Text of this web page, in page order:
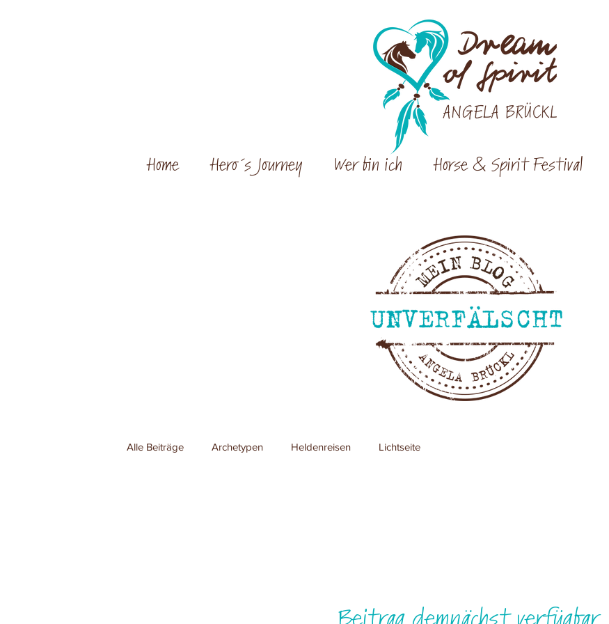
Home Hero´s Journey Wer bin ich Horse & Spirit Festival
Alle Beiträge Archetypen Heldenreisen Lichtseite